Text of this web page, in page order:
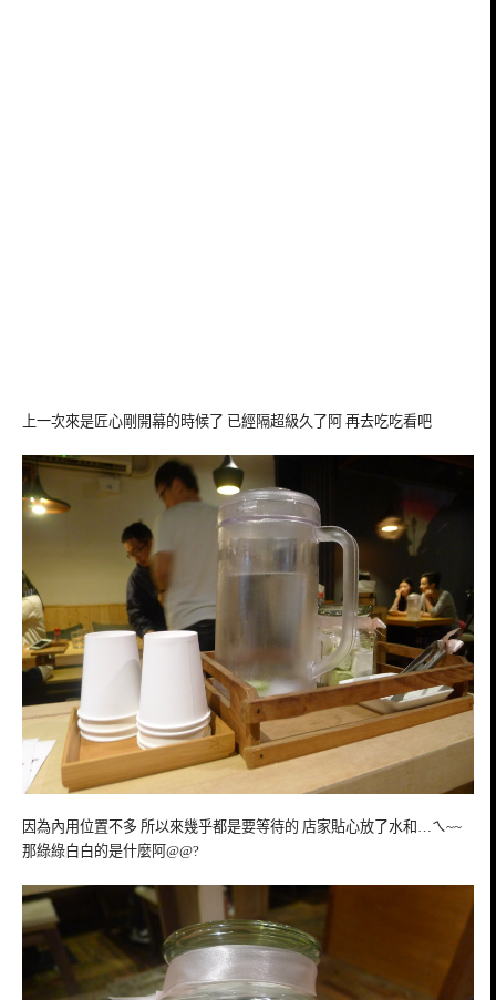
上一次來是匠心剛開幕的時候了 已經隔超級久了阿 再去吃吃看吧
因為內用位置不多 所以來幾乎都是要等待的 店家貼心放了水和…ㄟ~~
那綠綠白白的是什麼阿@@?